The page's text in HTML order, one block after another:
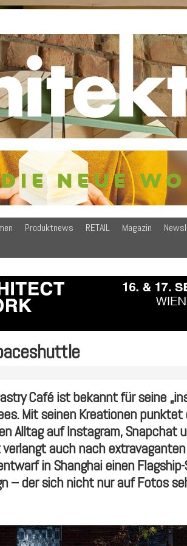
Produktnews RETAIL Magazin
Café ist bekannt für seine
Mit seinen Kreationen punktet
Alltag auf Instagram, Snapchat
auch nach
in Shanghai einen
– der sich nicht nur auf Fotos